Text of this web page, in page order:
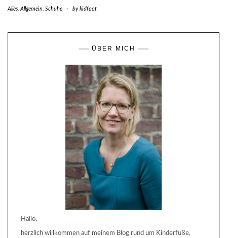
Alles,Allgemein, Schuhe - bykidfoot
ÜBER MICH
Hallo,
herzlich willkommen auf meinem Blog rund um Kinderfüße,